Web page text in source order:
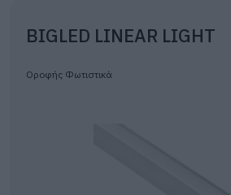
BIGLED LINEAR LIGHT
Οροφής Φωτιστικά